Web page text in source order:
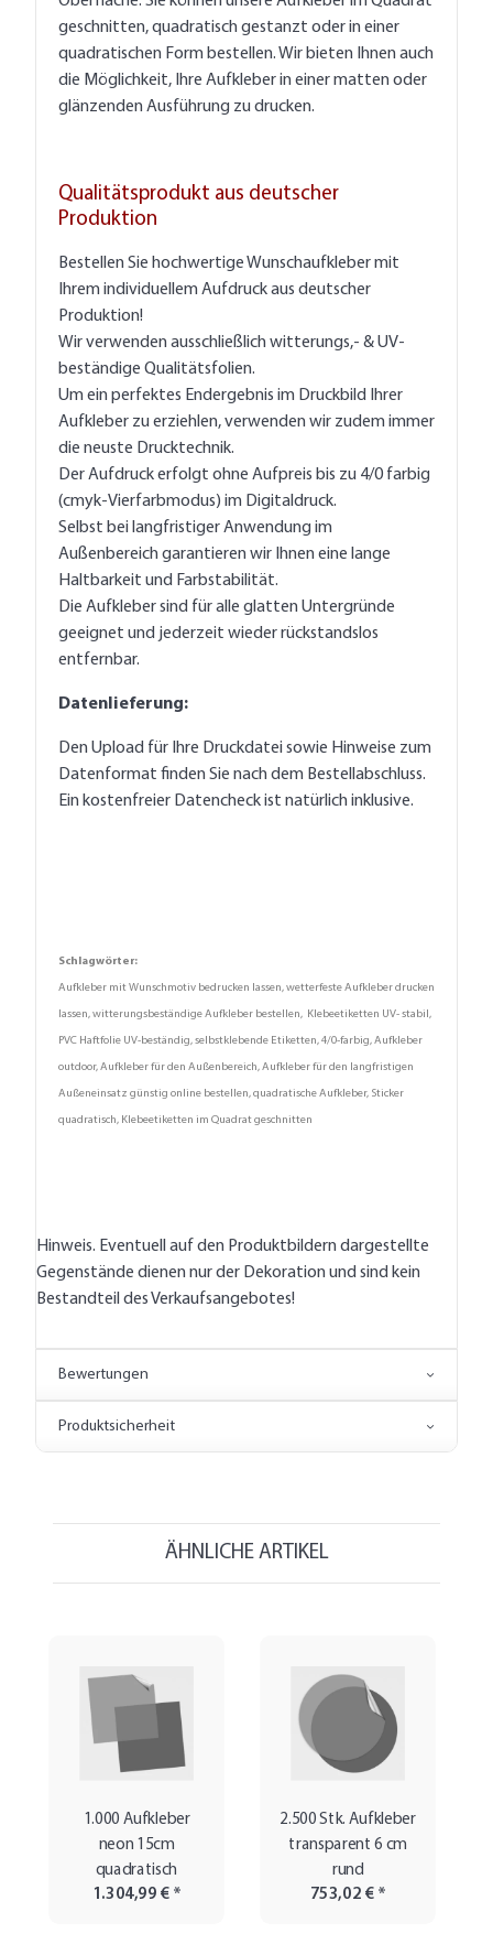
geschnitten, quadratisch gestanzt oder in einer
quadratischen Form bestellen. Wir bieten Ihnen auch
die Möglichkeit, Ihre Aufkleber in einer matten oder
glänzenden Ausführung zu drucken.
Qualitätsprodukt aus deutscher
Produktion
Bestellen Sie hochwertige Wunschaufkleber mit
Ihrem individuellem Aufdruck aus deutscher
Produktion!
Wir verwenden ausschließlich witterungs,- & UV-
beständige Qualitätsfolien.
Um ein perfektes Endergebnis im Druckbild Ihrer
Aufkleber zu erziehlen, verwenden wir zudem immer
die neuste Drucktechnik.
Der Aufdruck erfolgt ohne Aufpreis bis zu 4/0 farbig
(cmyk-Vierfarbmodus) im Digitaldruck.
Selbst bei langfristiger Anwendung im
Außenbereich garantieren wir Ihnen eine lange
Haltbarkeit und Farbstabilität.
Die Aufkleber sind für alle glatten Untergründe
geeignet und jederzeit wieder rückstandslos
entfernbar.
Datenlieferung:
Den Upload für Ihre Druckdatei sowie Hinweise zum
Datenformat finden Sie nach dem Bestellabschluss.
Ein kostenfreier Datencheck ist natürlich inklusive.
Schlagwörter:
Aufkleber mit Wunschmotiv bedrucken lassen, wetterfeste Aufkleber drucken
lassen, witterungsbeständige Aufkleber bestellen, Klebeetiketten UV- stabil,
PVC Haftfolie UV-beständig, selbstklebende Etiketten, 4/0-farbig, Aufkleber
outdoor, Aufkleber für den Außenbereich, Aufkleber für den langfristigen
Außeneinsatz günstig online bestellen, quadratische Aufkleber, Sticker
quadratisch, Klebeetiketten im Quadrat geschnitten
Hinweis. Eventuell auf den Produktbildern dargestellte
Gegenstände dienen nur der Dekoration und sind kein
Bestandteil des Verkaufsangebotes!
Bewertungen
Produktsicherheit
ÄHNLICHE ARTIKEL
1.000 Aufkleber
neon 15cm
quadratisch
1.304,99 € *
2.500 Stk. Aufkleber
transparent 6 cm
rund
753,02 € *